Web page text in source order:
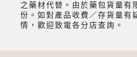
之藥材代替。由於藥包貨量有
份。如對產品收費／存貨量有
情，歡迎致電各分店查詢。